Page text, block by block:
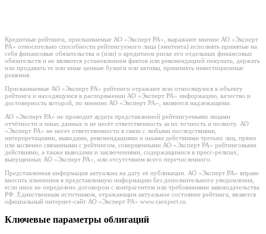
Кредитные рейтинги, присваиваемые АО «Эксперт РА», выражают мнение АО «Эксперт
РА» относительно способности рейтингуемого лица (эмитента) исполнять принятые на
себя финансовые обязательства и (или) о кредитном риске его отдельных финансовых
обязательств и не являются установлением фактов или рекомендацией покупать, держать
или продавать те или иные ценные бумаги или активы, принимать инвестиционные
решения.
Присваиваемые АО «Эксперт РА» рейтинги отражают всю относящуюся к объекту
рейтинга и находящуюся в распоряжении АО «Эксперт РА» информацию, качество и
достоверность которой, по мнению АО «Эксперт РА», являются надлежащими.
АО «Эксперт РА» не проводит аудита представленной рейтингуемыми лицами
отчётности и иных данных и не несёт ответственность за их точность и полноту. АО
«Эксперт РА» не несет ответственности в связи с любыми последствиями,
интерпретациями, выводами, рекомендациями и иными действиями третьих лиц, прямо
или косвенно связанными с рейтингом, совершенными АО «Эксперт РА» рейтинговыми
действиями, а также выводами и заключениями, содержащимися в пресс-релизах,
выпущенных АО «Эксперт РА», или отсутствием всего перечисленного.
Представленная информация актуальна на дату её публикации. АО «Эксперт РА» вправе
вносить изменения в представленную информацию без дополнительного уведомления,
если иное не определено договором с контрагентом или требованиями законодательства
РФ. Единственным источником, отражающим актуальное состояние рейтинга, является
официальный интернет-сайт АО «Эксперт РА» www.raexpert.ru.
Ключевые параметры облигаций